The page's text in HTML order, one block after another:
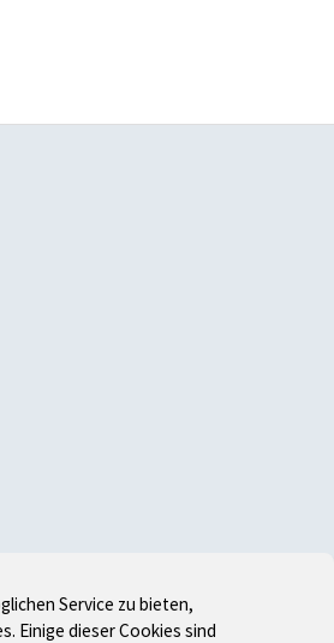
Service zu bieten,
Einige dieser Cookies sind